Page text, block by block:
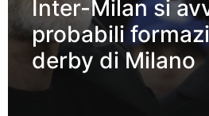
Inter-Milan si
probabili
derby di Milano